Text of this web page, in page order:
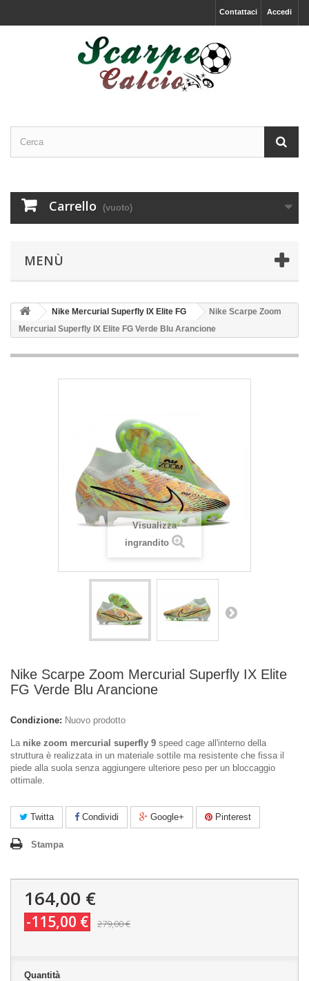
Accedi
Contattaci
Carrello (vuoto)
MENÙ
Nike Mercurial Superfly IX Elite FG
Nike Scarpe Zoom
Mercurial Superfly IX Elite FG Verde Blu Arancione
Visualizza
ingrandito
Nike Scarpe Zoom Mercurial Superfly IX Elite
FG Verde Blu Arancione
Condizione: Nuovo prodotto
La nike zoom mercurial superfly 9 speed cage all'interno della
struttura è realizzata in un materiale sottile ma resistente che fissa il
piede alla suola senza aggiungere ulteriore peso per un bloccaggio
ottimale.
Twitta Condividi Google+ Pinterest
Stampa
164,00 €
-115,00 € 279,00 €
Quantità